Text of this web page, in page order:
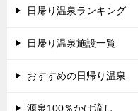
日帰り温泉ランキング
日帰り温泉施設一覧
おすすめの日帰り温泉
源泉100％かけ流し